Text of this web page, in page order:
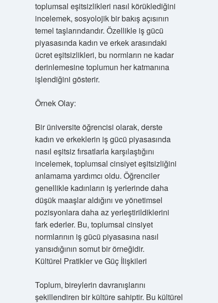
toplumsal eşitsizlikleri nasıl körüklediğini
incelemek, sosyolojik bir bakış açısının
temel taşlarındandır. Özellikle iş gücü
piyasasında kadın ve erkek arasındaki
ücret eşitsizlikleri, bu normların ne kadar
derinlemesine toplumun her katmanına
işlendiğini gösterir.
Örnek Olay:
Bir üniversite öğrencisi olarak, derste
kadın ve erkeklerin iş gücü piyasasında
nasıl eşitsiz fırsatlarla karşılaştığını
incelemek, toplumsal cinsiyet eşitsizliğini
anlamama yardımcı oldu. Öğrenciler
genellikle kadınların iş yerlerinde daha
düşük maaşlar aldığını ve yönetimsel
pozisyonlara daha az yerleştirildiklerini
fark ederler. Bu, toplumsal cinsiyet
normlarının iş gücü piyasasına nasıl
yansıdığının somut bir örneğidir.
Kültürel Pratikler ve Güç İlişkileri
Toplum, bireylerin davranışlarını
şekillendiren bir kültüre sahiptir. Bu kültürel